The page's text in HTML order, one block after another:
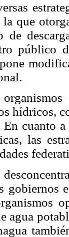
la que
de
público
hídricos,
En cuanto
las
gobiernos
agua